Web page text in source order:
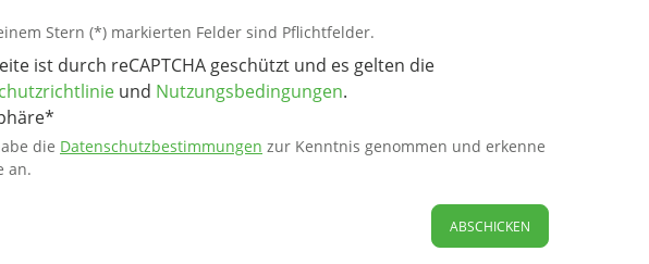
Stern (*) markierten Felder sind Pflichtfelder.
ist durch reCAPTCHA geschützt und es gelten die
und Nutzungsbedingungen.
die Datenschutzbestimmungen zur Kenntnis genommen und erkenne
an.
ABSCHICKEN